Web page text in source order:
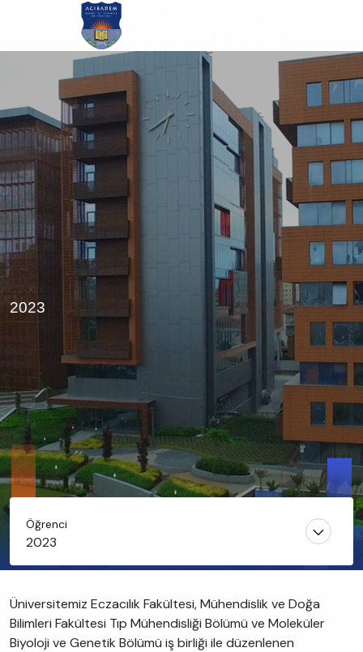
atla
2023
Öğrenci
2023
Üniversitemiz Eczacılık Fakültesi, Mühendislik ve Doğa
Bilimleri Fakültesi Tıp Mühendisliği Bölümü ve Moleküler
Biyoloji ve Genetik Bölümü iş birliği ile düzenlenen